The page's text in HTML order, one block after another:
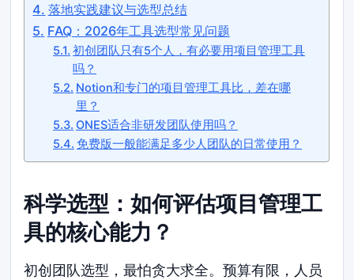
落地实践建议与选型总结
FAQ：2026年工具选型常见问题
初创团队只有5个人，有必要用项目管理工具
吗？
Notion和专门的项目管理工具比，差在哪
里？
ONES适合非研发团队使用吗？
免费版一般能满足多少人团队的日常使用？
科学选型：如何评估项目管理工
具的核心能力？
初创团队选型，最怕贪大求全。预算有限，人员